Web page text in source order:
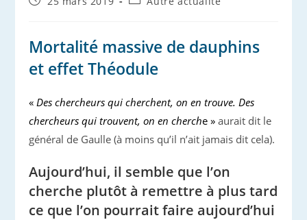
Mortalité massive de dauphins
et effet Théodule
«Des chercheurs qui cherchent, on en trouve. Des
chercheurs qui trouvent, on en cherche » aurait dit le
général de Gaulle (à moins qu’il n’ait jamais dit cela).
Aujourd’hui, il semble que l’on
cherche plutôt à remettre à plus tard
ce que l’on pourrait faire aujourd’hui